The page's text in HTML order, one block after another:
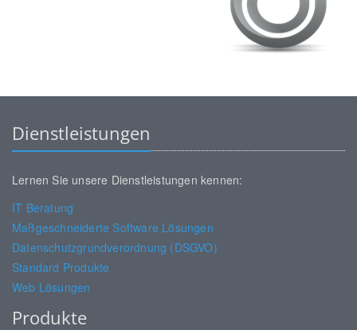
Dienstleistungen
Lernen Sie unsere Dienstleistungen kennen:
IT Beratung
Maßgeschneiderte Software Lösungen
Datenschutzgrundverordnung (DSGVO)
Standard Produkte
Web Lösungen
Produkte